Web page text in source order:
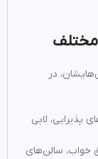
مختلف
در
پذیرایی، لابی
خواب، سالن‌های